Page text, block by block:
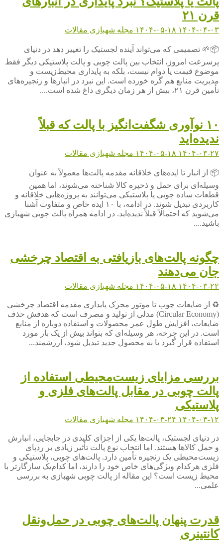
قرن ۲۱
۱۴۰۴-۰۴-۰۳ ۱۴۰۴-۰۵-۱۸ مجله شهبازی مقالات
📦🌱 تصمیمی که می‌تواند آینده لجستیک را تغییر دهد در دنیای
پرسرعت امروز، انتخاب بین پالت چوبی و پالت پلاستیکی دیگر فقط
موضوع قیمت یا دوام نیست، بلکه به پایداری محیط‌زیست و
مدیریت منابع هم گره خورده است. این نبرد در انبارها و زنجیره‌های
تأمین قرن ۲۱، بیش از هر زمان دیگری داغ شده است....
۱۰ نوآوری شگفت‌انگیز با پالت که قبلاً
ندیده‌اید
۱۴۰۴-۰۳-۲۷ ۱۴۰۴-۰۵-۱۸ مجله شهبازی مقالات
📦 از انبار تا ایده‌های خلاقانه مقدمه پالت‌ها معمولاً به عنوان
وسیله‌ای برای حمل و ذخیره کالا شناخته می‌شوند، اما همین
قطعات ساده چوبی یا پلاستیکی می‌توانند به پروژه‌هایی خلاقانه و
کاربردی تبدیل شوند. در ادامه، با ۱۰ ایده خاص و متفاوت آشنا
می‌شوید که احتمالاً قبلاً ندیده‌اید. در ادامه همراه پالت چوبی شهبازی
باشید....
چگونه پالت‌های بازیافتی به اقتصاد چرخشی
جان می‌دهند
۱۴۰۴-۰۳-۲۲ ۱۴۰۴-۰۵-۱۸ مجله شهبازی مقالات
♻️ از ضایعات چوب تا موتور محرک پایداری مقدمه اقتصاد چرخشی
(Circular Economy) مدلی از تولید و مصرف است که هدفش حذف
ضایعات، افزایش طول عمر محصولات و استفاده دوباره از منابع
است. در این چرخه، هر وسیله‌ای که بتواند بیش از یک بار مورد
استفاده قرار گیرد یا به محصول جدید تبدیل شود، ارزشمند...
بررسی مزایای زیست‌محیطی استفاده از
پالت چوبی در مقابل پالت‌های فلزی و
پلاستیکی
۱۴۰۴-۰۳-۱۲ ۱۴۰۴-۰۳-۲۴ مجله شهبازی مقالات
در دنیای لجستیک، پالت‌ها یکی از اجزای کلیدی در جابجایی، انبارش
و حمل کالاها هستند. اما انتخاب نوع پالت تأثیر زیادی بر ردپای
زیست‌محیطی یک زنجیره تأمین دارد. پالت‌های چوبی، پلاستیکی و
فلزی هرکدام ویژگی‌های خاص خود را دارند، اما کدام‌یک سازگارتر با
محیط زیست است؟ این مقاله از پالت چوبی شهبازی به بررسی
علمی...
قدرت پنهان پالت‌های چوبی در حمل‌ونقل
کانتینری